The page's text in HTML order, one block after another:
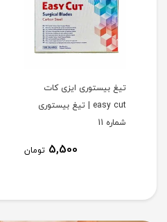
تیغ بیستوری ایزی کات
easy cut | تیغ بیستوری
شماره 11
5,500 تومان